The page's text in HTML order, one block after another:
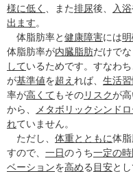
様に低く 、また排尿後、 入浴
出ます。
体脂肪率と健康障害には
体脂肪率が内臓脂肪だけでな
しているためです。すなわち
が基準値を超え れば、 生活
率が高くてもそのリスクが
から、
メタボリックシンドロ
れていません。
ただし、 体重とともに体
すので、 一日のうち一定の
ベーションを高める 目安と